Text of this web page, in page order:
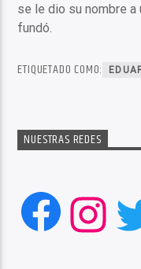
se le dio su nombre a
fundó.
ETIQUETADO COMO:
NUESTRAS REDES